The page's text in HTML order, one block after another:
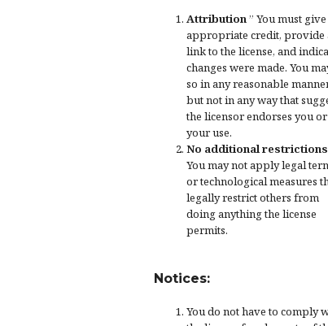
Attribution” You must give
appropriate credit, provide
link to the license, and
changes were made. You
so in any reasonable
but not in any way that
the licensor endorses you or
your use.
No additional restrictions
You may not apply legal
ortechnological measures
legally restrict others from
doing anything the license
permits.
Notices:
You do not have to comply